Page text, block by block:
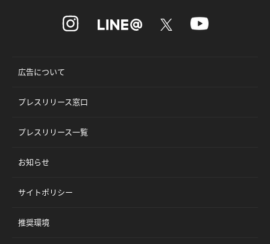
広告について
プレスリリース窓口
プレスリリース一覧
お知らせ
サイトポリシー
推奨環境